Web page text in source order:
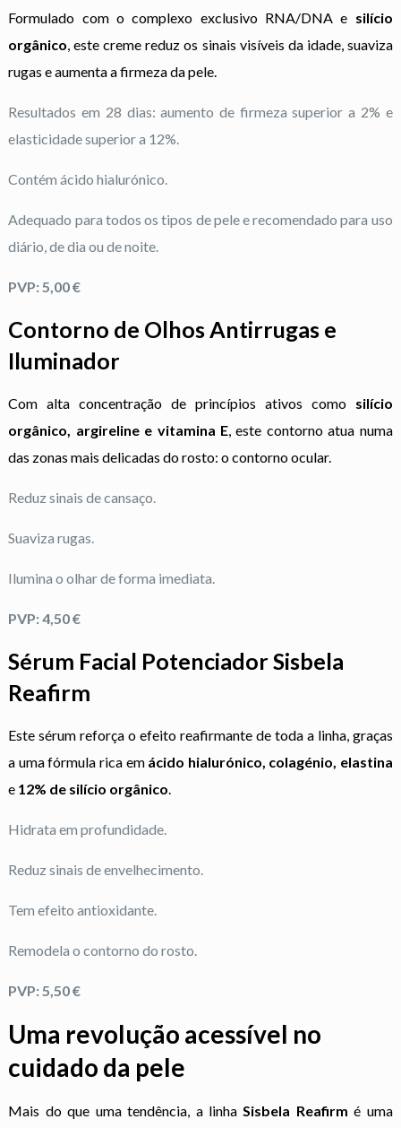
Formulado com o complexo exclusivo RNA/DNA e silício
orgânico, este creme reduz os sinais visíveis da idade, suaviza
rugas e aumenta a firmeza da pele.
Resultados em 28 dias: aumento de firmeza superior a 2% e
elasticidade superior a 12%.
Contém ácido hialurónico.
Adequado para todos os tipos de pele e recomendado para uso
diário, de dia ou de noite.
PVP: 5,00 €
Contorno de Olhos Antirrugas e
Iluminador
Com alta concentração de princípios ativos como silício
orgânico, argireline e vitamina E, este contorno atua numa
das zonas mais delicadas do rosto: o contorno ocular.
Reduz sinais de cansaço.
Suaviza rugas.
Ilumina o olhar de forma imediata.
PVP: 4,50 €
Sérum Facial Potenciador Sisbela
Reafirm
Este sérum reforça o efeito reafirmante de toda a linha, graças
a uma fórmula rica em ácido hialurónico, colagénio, elastina
e 12% de silício orgânico.
Hidrata em profundidade.
Reduz sinais de envelhecimento.
Tem efeito antioxidante.
Remodela o contorno do rosto.
PVP: 5,50 €
Uma revolução acessível no
cuidado da pele
Mais do que uma tendência, a linhaSisbela Reafirm é uma